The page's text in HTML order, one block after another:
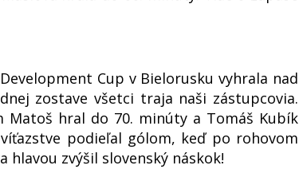
Cup v Bielorusku vyhrala nad
zostave všetci traja naši zástupcovia.
Matoš hral do 70. minúty a Tomáš Kubík
podieľal gólom, keď po rohovom
hlavou zvýšil slovenský náskok!